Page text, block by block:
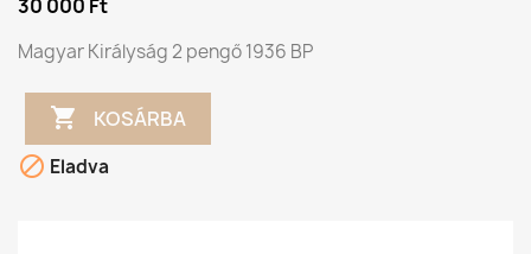
30 000 Ft
Magyar Királyság 2 pengő 1936 BP
 KOSÁRBA
 Eladva